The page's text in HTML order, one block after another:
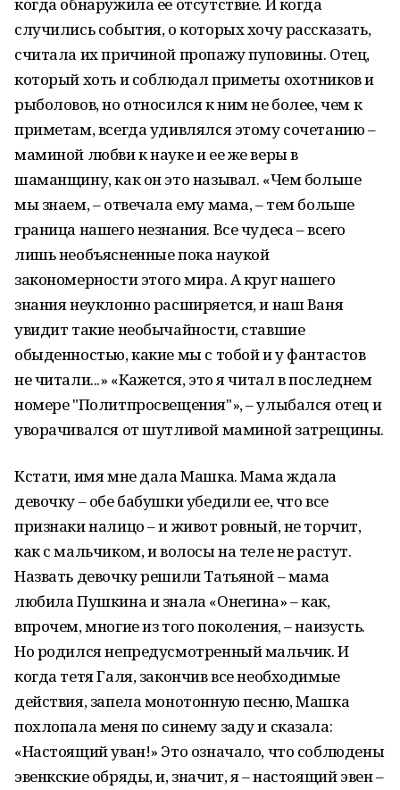
случились события, о которых хочу рассказать,
считала их причиной пропажу пуповины. Отец,
который хоть и соблюдал приметы охотников и
рыболовов, но относился к ним не более, чем к
приметам, всегда удивлялся этому сочетанию –
маминой любви к науке и ее же веры в
шаманщину, как он это называл. «Чем больше
мы знаем, – отвечала ему мама, – тем больше
граница нашего незнания. Все чудеса – всего
лишь необъясненные пока наукой
закономерности этого мира. А круг нашего
знания неуклонно расширяется, и наш Ваня
увидит такие необычайности, ставшие
обыденностью, какие мы с тобой и у фантастов
не читали...» «Кажется, это я читал в последнем
номере "Политпросвещения"», – улыбался отец и
уворачивался от шутливой маминой затрещины.
Кстати, имя мне дала Машка. Мама ждала
девочку – обе бабушки убедили ее, что все
признаки налицо – и живот ровный, не торчит,
как с мальчиком, и волосы на теле не растут.
Назвать девочку решили Татьяной – мама
любила Пушкина и знала «Онегина» – как,
впрочем, многие из того поколения, – наизусть.
Но родился непредусмотренный мальчик. И
когда тетя Галя, закончив все необходимые
действия, запела монотонную песню, Машка
похлопала меня по синему заду и сказала:
«Настоящий уван!» Это означало, что соблюдены
эвенкские обряды, и, значит, я – настоящий эвен –